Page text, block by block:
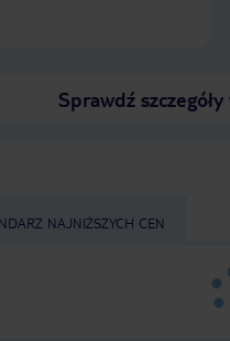
Sprawdź
NAJNIŻSZYCH CEN